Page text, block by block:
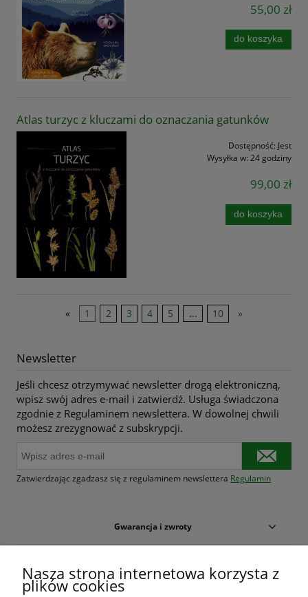
55,00 zł
do koszyka
Atlas turzyc z kluczami do oznaczania gatunków
Dostępność: Jest
Wysyłka w: 24 godziny
99,00 zł
do koszyka
« 1 2 3 4 5 ... 10 »
Newsletter
Jeśli chcesz otrzymywać newsletter drogą elektroniczną,
wpisz swój adres e-mail i zatwierdź. Usługa świadczona
zgodnie z Regulaminem newslettera. W dowolnej chwili
możesz zrezygnować z subskrypcji.
Zatwierdzając zgadzasz się z regulaminem newslettera Regulamin
Gwarancja i zwroty
Nasza strona internetowa korzysta z
plików cookies